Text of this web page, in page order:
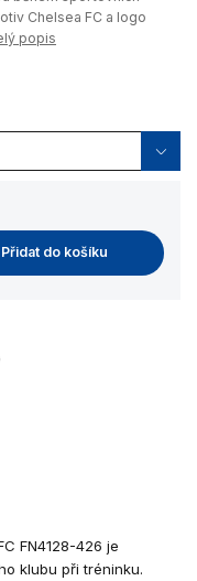
Chelsea FC a logo
popis
Přidat do košíku
FN4128-426 je
klubu při tréninku.